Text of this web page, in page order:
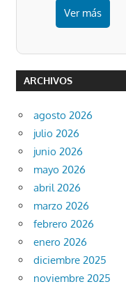
Ver más
ARCHIVOS
agosto 2026
julio 2026
junio 2026
mayo 2026
abril 2026
marzo 2026
febrero 2026
enero 2026
diciembre 2025
noviembre 2025